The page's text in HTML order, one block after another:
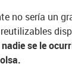
no sería un
se le